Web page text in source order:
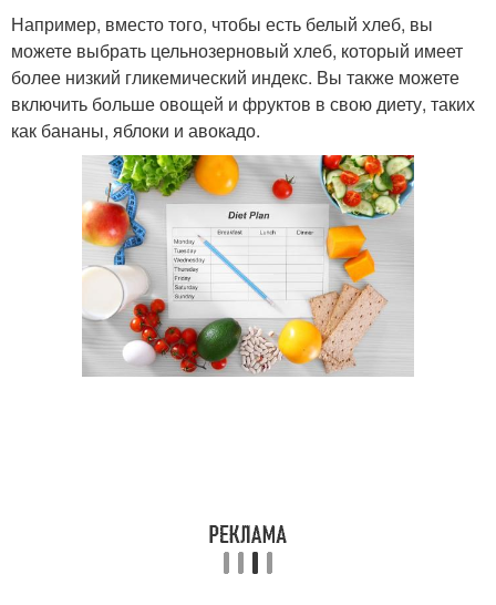
Например, вместо того, чтобы есть белый хлеб, вы
можете выбрать цельнозерновый хлеб, который имеет
более низкий гликемический индекс. Вы также можете
включить больше овощей и фруктов в свою диету, таких
как бананы, яблоки и авокадо.